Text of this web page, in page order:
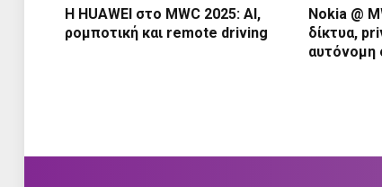
Η HUAWEI στο MWC 2025: AI,
ρομποτική και remote driving
Nokia @
δίκτυα,
αυτόνομη